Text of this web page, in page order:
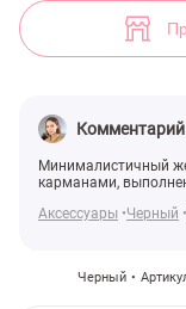
Комментарий
Минималистичный
карманами,
Аксессуары Черный
Черный
(арт. 27552) ♡